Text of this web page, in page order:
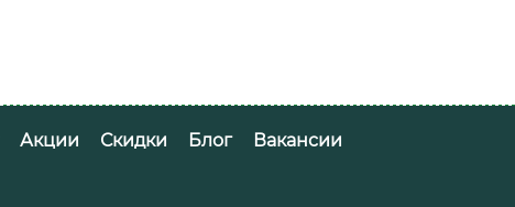
Акции Скидки Блог
Вакансии